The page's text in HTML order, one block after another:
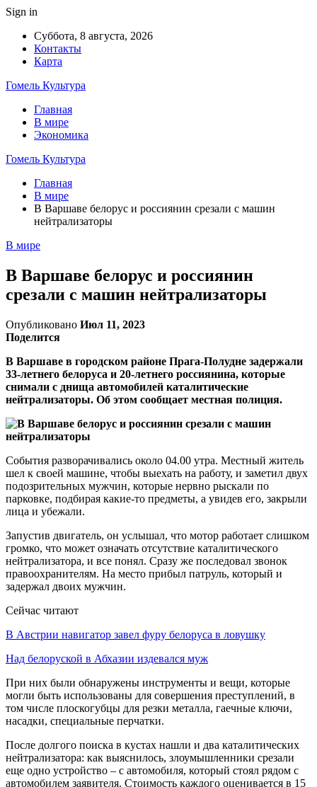
Sign in
Суббота, 8 августа, 2026
Контакты
Карта
Гомель Культура
Главная
В мире
Экономика
Гомель Культура
Главная
В мире
В Варшаве белорус и россиянин срезали с машин
нейтрализаторы
В мире
В Варшаве белорус и россиянин
срезали с машин нейтрализаторы
Опубликовано Июл 11, 2023
Поделится
В Варшаве в городском районе Прага-Полудне задержали
33-летнего белоруса и 20-летнего россиянина, которые
снимали с днища автомобилей каталитические
нейтрализаторы. Об этом сообщает местная полиция.
События разворачивались около 04.00 утра. Местный житель
шел к своей машине, чтобы выехать на работу, и заметил двух
подозрительных мужчин, которые нервно рыскали по
парковке, подбирая какие-то предметы, а увидев его, закрыли
лица и убежали.
Запустив двигатель, он услышал, что мотор работает слишком
громко, что может означать отсутствие каталитического
нейтрализатора, и все понял. Сразу же последовал звонок
правоохранителям. На место прибыл патруль, который и
задержал двоих мужчин.
Сейчас читают
В Австрии навигатор завел фуру белоруса в ловушку
Над белоруской в Абхазии издевался муж
При них были обнаружены инструменты и вещи, которые
могли быть использованы для совершения преступлений, в
том числе плоскогубцы для резки металла, гаечные ключи,
насадки, специальные перчатки.
После долгого поиска в кустах нашли и два каталитических
нейтрализатора: как выяснилось, злоумышленники срезали
еще одно устройство – с автомобиля, который стоял рядом с
автомобилем заявителя. Стоимость каждого оценивается в 15